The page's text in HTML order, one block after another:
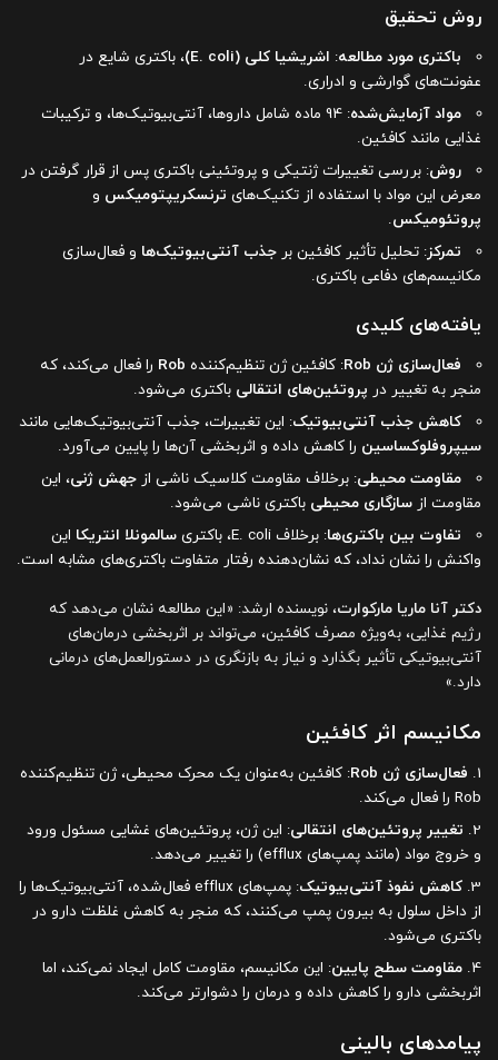
روش تحقیق
باکتری مورد مطالعه: اشریشیا کلی (E. coli)
، باکتری شایع در
عفونت‌های گوارشی و ادراری.
مواد آزمایش‌شده
: 94 ماده شامل داروها، آنتی‌بیوتیک‌ها، و ترکیبات
غذایی مانند کافئین.
روش: بررسی تغییرات ژنتیکی و پروتئینی باکتری پس از قرار گرفتن در
معرض این مواد با استفاده از تکنیک‌های ترنسکریپتومیکس و
پروتئومیکس.
تمرکز: تحلیل تأثیر کافئین برجذب آنتی‌بیوتیک‌ها و فعال‌سازی
مکانیسم‌های دفاعی باکتری.
یافته‌های کلیدی
فعال‌سازی ژن Rob : کافئین ژن تنظیم‌کننده Rob را فعال می‌کند، که
منجر به تغییر در پروتئین‌های انتقالی باکتری می‌شود.
کاهش جذب آنتی‌بیوتیک: این تغییرات، جذب آنتی‌بیوتیک‌هایی مانند
سیپروفلوکساسین را کاهش داده و اثربخشی آن‌ها را پایین می‌آورد.
مقاومت محیطی: برخلاف مقاومت کلاسیک ناشی ازجهش ژنی، این
مقاومت از سازگاری محیطی باکتری ناشی می‌شود.
تفاوت بین باکتری‌ها: برخلاف E. coli، باکتری سالمونلا انتریکا این
واکنش را نشان نداد، که نشان‌دهنده رفتار متفاوت باکتری‌های مشابه است.
دکتر آنا ماریا مارکوارت، نویسنده ارشد: «این مطالعه نشان می‌دهد که
رژیم غذایی، به‌ویژه مصرف کافئین، می‌تواند بر اثربخشی درمان‌های
آنتی‌بیوتیکی تأثیر بگذارد و نیاز به بازنگری در دستورالعمل‌های درمانی
دارد.»
مکانیسم اثر کافئین
فعال‌سازی ژن Rob
: کافئین به‌عنوان یک محرک محیطی، ژن تنظیم‌کننده
Rob را فعال می‌کند.
تغییر پروتئین‌های انتقالی: این ژن، پروتئین‌های غشایی مسئول ورود
و خروج مواد (مانند پمپ‌های efflux) را تغییر می‌دهد.
کاهش نفوذ آنتی‌بیوتیک
: پمپ‌های efflux فعال‌شده، آنتی‌بیوتیک‌ها را
از داخل سلول به بیرون پمپ می‌کنند، که منجر به کاهش غلظت دارو در
باکتری می‌شود.
مقاومت سطح پایین: این مکانیسم، مقاومت کامل ایجاد نمی‌کند، اما
اثربخشی دارو را کاهش داده و درمان را دشوارتر می‌کند.
پیامدهای بالینی